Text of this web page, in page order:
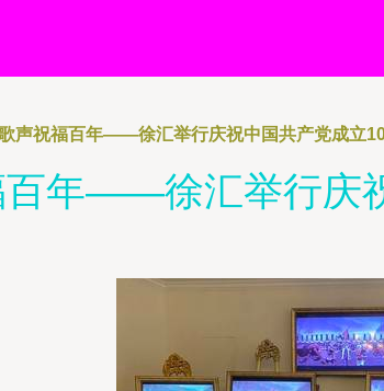
声祝福百年——徐汇举行庆祝中国共产党成立
百年——徐汇举行庆